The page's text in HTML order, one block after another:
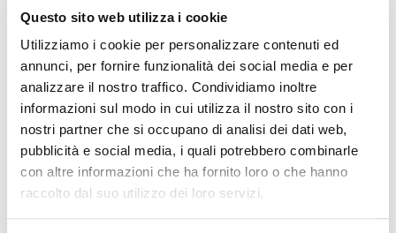
Questo sito web utilizza i cookie
Utilizziamo i cookie per personalizzare contenuti ed
annunci, per fornire funzionalità dei social media e per
analizzare il nostro traffico. Condividiamo inoltre
informazioni sul modo in cui utilizza il nostro sito con i
nostri partner che si occupano di analisi dei dati web,
pubblicità e social media, i quali potrebbero combinarle
con altre informazioni che ha fornito loro o che hanno
raccolto dal suo utilizzo dei loro servizi.